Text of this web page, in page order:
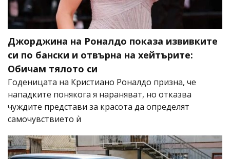
Джорджина на Роналдо показа извивките
си по бански и отвърна на хейтърите:
Обичам тялото си
Годеницата на Кристиано Роналдо призна, че
нападките понякога я нараняват, но отказва
чуждите представи за красота да определят
самочувствието ѝ